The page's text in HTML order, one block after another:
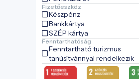
Fizetőeszköz
Készpénz
Bankkártya
SZÉP kártya
Fenntarthatóság
Fenntartható turizmus
tanúsítvánnyal rendelkezik